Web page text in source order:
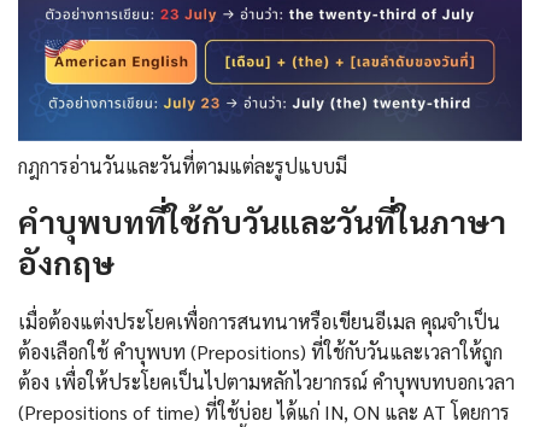
กฎการอ่านวันและวันที่ตามแต่ละรูปแบบมี
คำบุพบทที่ใช้กับวันและวันที่ในภาษา
อังกฤษ
เมื่อต้องแต่งประโยคเพื่อการสนทนาหรือเขียนอีเมล คุณจำเป็น
ต้องเลือกใช้ คำบุพบท (Prepositions) ที่ใช้กับวันและเวลาให้ถูก
ต้อง เพื่อให้ประโยคเป็นไปตามหลักไวยากรณ์ คำบุพบทบอกเวลา
(Prepositions of time) ที่ใช้บ่อย ได้แก่ IN, ON และ AT โดยการ